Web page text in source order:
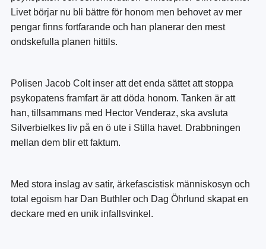
Livet börjar nu bli bättre för honom men behovet av mer
pengar finns fortfarande och han planerar den mest
ondskefulla planen hittils.
Polisen Jacob Colt inser att det enda sättet att stoppa
psykopatens framfart är att döda honom. Tanken är att
han, tillsammans med Hector Venderaz, ska avsluta
Silverbielkes liv på en ö ute i Stilla havet. Drabbningen
mellan dem blir ett faktum.
Med stora inslag av satir, ärkefascistisk människosyn och
total egoism har Dan Buthler och Dag Öhrlund skapat en
deckare med en unik infallsvinkel.